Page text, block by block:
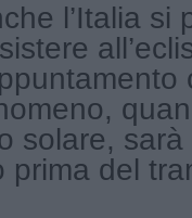
l’Italia si
solare,
prima del